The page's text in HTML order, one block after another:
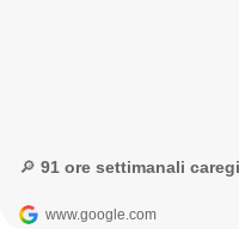
🔎 91 ore settimanali
www.google.com